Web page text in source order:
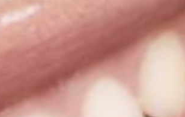
SHOP
VOUS
PRESTATIONS
SE CONNECTER